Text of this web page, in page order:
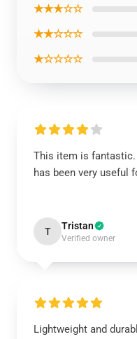
★★★☆☆
★★☆☆☆
★☆☆☆☆
This item is fantastic.
has been very useful
T Tristan
Verified owner
Lightweight and